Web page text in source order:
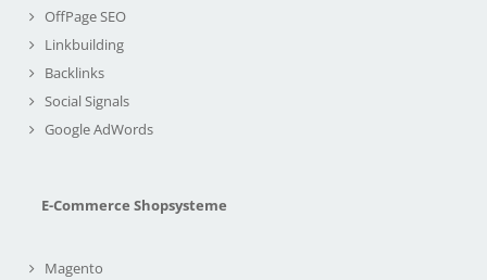
OffPage SEO
Linkbuilding
Backlinks
Social Signals
Google AdWords
E-Commerce Shopsysteme
Magento